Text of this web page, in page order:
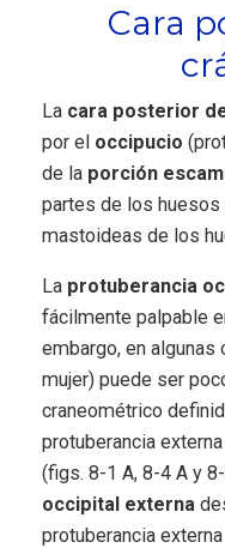
Cara
La cara posterior
por el occipucio
de la porción
partes de los
mastoideas de los
La protuberancia
fácilmente palpable
embargo, en
mujer) puede ser
craneométrico
protuberancia
(figs. 8-1 A, 8-4 A y
occipital externa
protuberancia